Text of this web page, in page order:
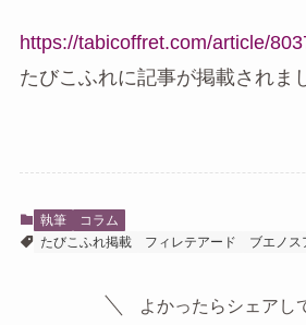
https://tabicoffret.com/article/
たびこふれに記事が掲載されま
執筆
コラム
たびこふれ掲載
フィレテアード ブエノス
よかったらシェアし